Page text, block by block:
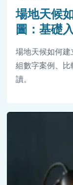
場地天候
圖：基礎
場地天候如何建
組數字案例、比
讀。